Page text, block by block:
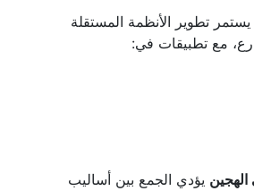
يستمر تطوير الأنظمة المستقلة
مع تطبيقات في:
الهجين يؤدي الجمع بين أساليب